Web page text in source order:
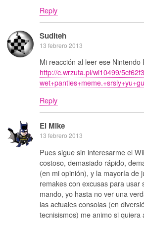
Reply
Suditeh
13 febrero 2013
Mi reacción al leer ese Nintendo
http://c.wrzuta.pl/wi10499/
Reply
El Mike
13 febrero 2013
Pues sigue sin interesarme el
costoso, demasiado rápido,
(en mi opinión), y la mayoría de
remakes con excusas para usar
mando, yo hasta no ver una
las actuales consolas (en
tecnisismos) me animo si quiera